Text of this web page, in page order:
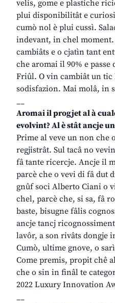
velis, gome e plastiche
plui disponibilitât e
cumò nol è plui cussì.
indevant, in chel
cambiâts e o cjatìn tant
che aromai il 90% e passe
Friûl. O vin cambiât un
sodisfazion. Mai molâ, in
__
Aromai il progjet al à
evolvint? Al è stât ancje
Prime al veve un non che
regjistrât. Sul tacâ no
fâ tante ricercje. Ancje il
parcè che o vevi di fâ dut
gnûf soci Alberto Ciani o
chel, parcè che, si sa, fâ
baste, bisugne fâlis
ancje tancj
lavôr, a son rivâts dongje
Cumò, ultime gnove, o
Come premis, propit chê
che o sin in finâl te
2022 Luxury Innovation
__